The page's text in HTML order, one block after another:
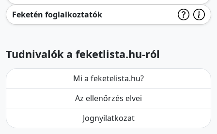
Feketén foglalkoztatók
Tudnivalók a feketlista.hu-ról
Mi a feketelista.hu?
Az ellenőrzés elvei
Jognyilatkozat